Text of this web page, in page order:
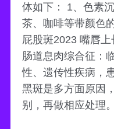
体如下： 1、色素
茶、咖啡等带颜色
屁股斑2023 嘴唇
肠道息肉综合征：
性、遗传性疾病，
黑斑是多方面原因
别，再做相应处理。